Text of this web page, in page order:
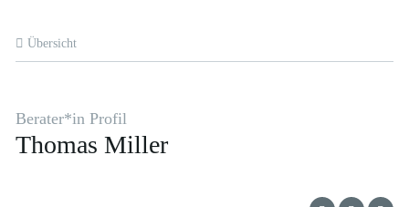
Übersicht
Berater*in Profil
Thomas Miller